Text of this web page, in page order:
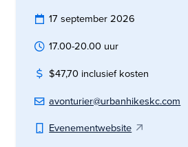
17 september 2026
17.00-20.00 uur
$47,70 inclusief kosten
avonturier@urbanhikeskc.com
Evenementwebsite